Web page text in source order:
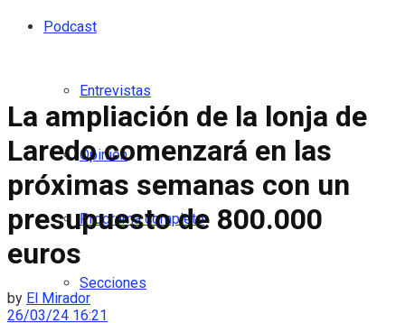
Podcast
Entrevistas
Opinión
Programa completo
Secciones
La ampliación de la lonja de
Laredo comenzará en las
próximas semanas con un
presupuesto de 800.000
euros
by El Mirador
26/03/24 16:21